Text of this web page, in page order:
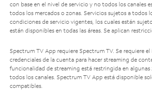
con base en el nivel de servicio y no todos los canales
todos los mercados o zonas. Servicios sujetos a todos
condiciones de servicio vigentes, los cuales están
están disponibles en todas las áreas. Se aplican
Spectrum TV App requiere Spectrum TV. Se requiere el
credenciales de la cuenta para hacer streaming de
funcionalidad de streaming está restringida en
todos los canales. Spectrum TV App está disponible
compatibles.